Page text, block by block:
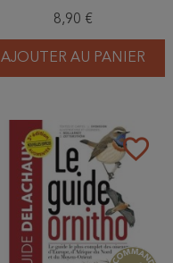
8,90 €
AJOUTER AU PANIER
favorite_border